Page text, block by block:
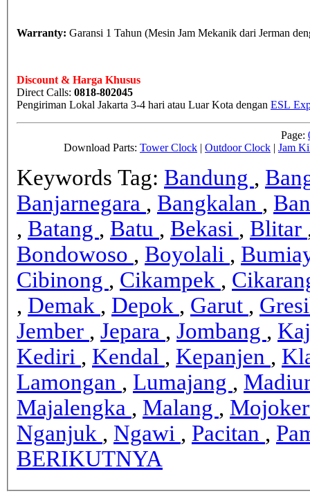
Warranty: Garansi 1 Tahun (Mesin Jam Mekanik dari Jerman
Discount & Harga Khusus
Direct Calls: 0818-802045
Pengiriman Lokal Jakarta 3-4 hari atau Luar Kota dengan ESL
Page:
Download Parts: Tower Clock | Outdoor Clock | Jam
Keywords Tag: Bandung ,
Banjarnegara , Bangkalan ,
, Batang , Batu , Bekasi , Blitar
Bondowoso , Boyolali ,
Cibinong , Cikampek ,
, Demak , Depok , Garut ,
Jember , Jepara , Jombang ,
Kediri , Kendal , Kepanjen ,
Lamongan , Lumajang ,
Majalengka , Malang ,
Nganjuk , Ngawi , Pacitan ,
BERIKUTNYA